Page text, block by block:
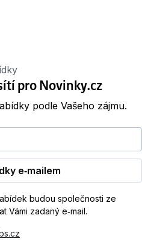
pro Novinky.cz
podle Vašeho zájmu.
e‑mailem
budou společnosti ze
Vámi zadaný e‑mail.